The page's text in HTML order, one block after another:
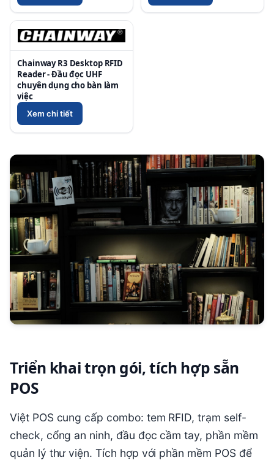
Chainway R3 Desktop RFID
Reader - Đầu đọc UHF
chuyên dụng cho bàn làm
việc
Xem chi tiết
Triển khai trọn gói, tích hợp sẵn
POS
Việt POS cung cấp combo: tem RFID, trạm self-
check, cổng an ninh, đầu đọc cầm tay, phần mềm
quản lý thư viện. Tích hợp với phần mềm POS để